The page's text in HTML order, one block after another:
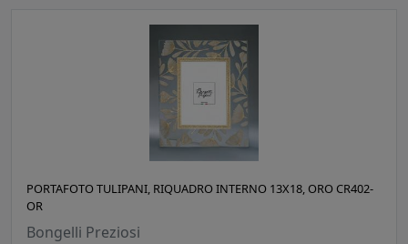
PORTAFOTO TULIPANI, RIQUADRO INTERNO 13X18, ORO CR402-
OR
Bongelli Preziosi